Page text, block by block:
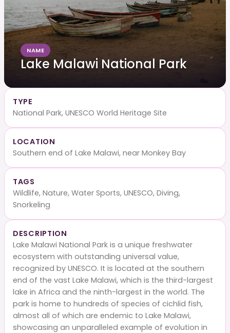
NAME
Lake Malawi National Park
TYPE
National Park, UNESCO World Heritage Site
LOCATION
Southern end of Lake Malawi, near Monkey Bay
TAGS
Wildlife, Nature, Water Sports, UNESCO, Diving,
Snorkeling
DESCRIPTION
Lake Malawi National Park is a unique freshwater
ecosystem with outstanding universal value,
recognized by UNESCO. It is located at the southern
end of the vast Lake Malawi, which is the third-largest
lake in Africa and the ninth-largest in the world. The
park is home to hundreds of species of cichlid fish,
almost all of which are endemic to Lake Malawi,
showcasing an unparalleled example of evolution in